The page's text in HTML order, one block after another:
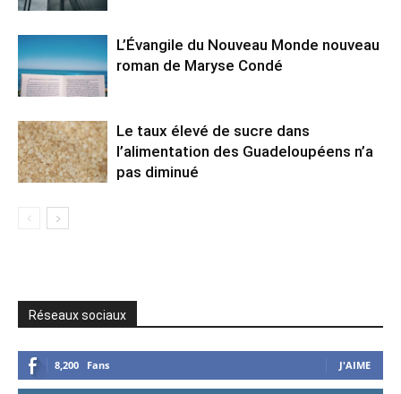
L’Évangile du Nouveau Monde nouveau
roman de Maryse Condé
Le taux élevé de sucre dans
l’alimentation des Guadeloupéens n’a
pas diminué
Réseaux sociaux
8,200 Fans J'AIME